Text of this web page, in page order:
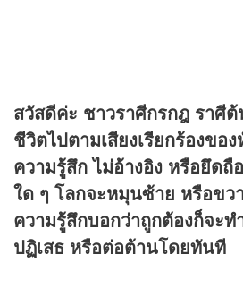
สวัสดีค่ะ ชาวราศีกรกฎ ราศี
ชีวิตไปตามเสียงเรียกร้องขอ
ความรู้สึก ไม่อ้างอิง หรือยึด
ใด ๆ โลกจะหมุนซ้าย หรือขว
ความรู้สึกบอกว่าถูกต้องก็จะ
ปฏิเสธ หรือต่อต้านโดยทันที